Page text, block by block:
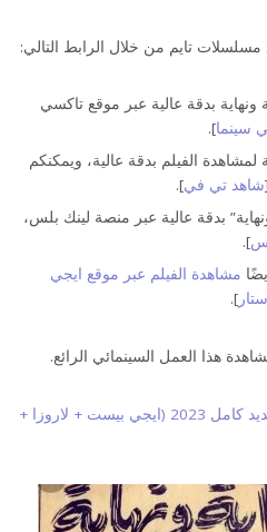
تايم من خلال الرابط التالي:
ونهاية بدقة عالية عبر موقع تاكسي
سينما].
الفيلم بدقة عالية، ويمكنكم
شاهد تي في].
بدقة عالية عبر منصة لينك بلس،
].
مشاهدة الفيلم عبر موقع ايجي
].
هذا العمل السينمائي الرائع.
مشاهدة فيلم سكر الجديد كامل 2023 (ايجي بيست + لاروزا +